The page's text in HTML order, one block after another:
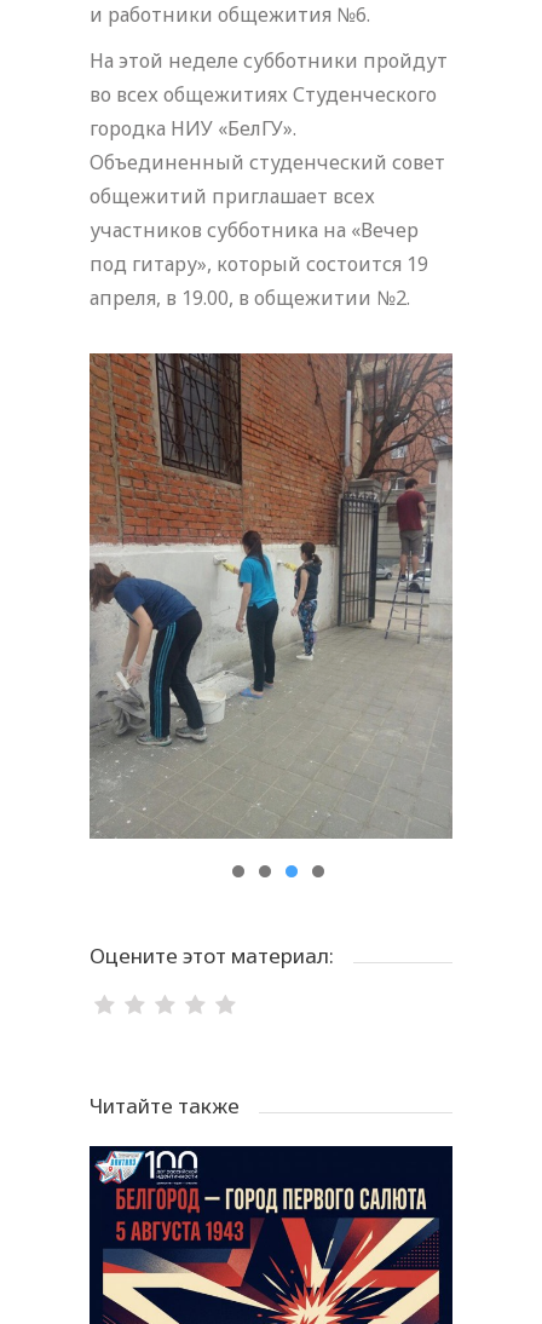
и работники общежития №6.
На этой неделе субботники пройдут
во всех общежитиях Студенческого
городка НИУ «БелГУ».
Объединенный студенческий совет
общежитий приглашает всех
участников субботника на «Вечер
под гитару», который состоится 19
апреля, в 19.00, в общежитии №2.
Оцените этот материал:
Читайте также